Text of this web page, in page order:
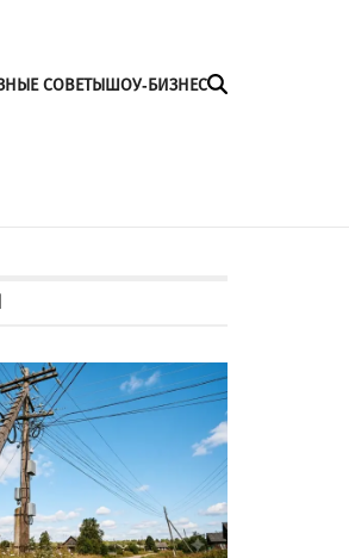
СОВЕТЫШОУ-БИЗНЕС